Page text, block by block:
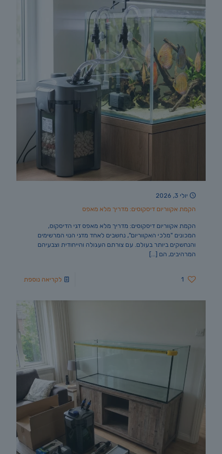
יולי 3, 2026
הקמת אקווריום דיסקוסים: מדריך מלא מאפס
הקמת אקווריום דיסקוסים: מדריך מלא מאפס דגי הדיסקוס,
המכונים "מלכי האקווריום", נחשבים לאחד מדגי הנוי המרשימים
והנחשקים ביותר בעולם. עם צורתם העגולה והייחודית וצבעיהם
המרהיבים, הם […]
1 לקריאה נוספת